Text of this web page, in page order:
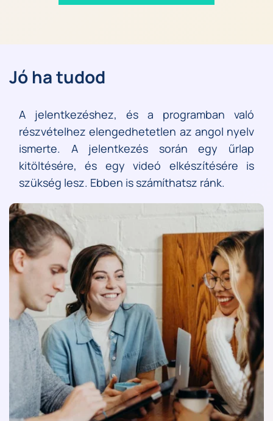
Jó ha tudod
A jelentkezéshez, és a programban való
részvételhez elengedhetetlen az angol nyelv
ismerte. A jelentkezés során egy űrlap
kitöltésére, és egy videó elkészítésére is
szükség lesz. Ebben is számíthatsz ránk.